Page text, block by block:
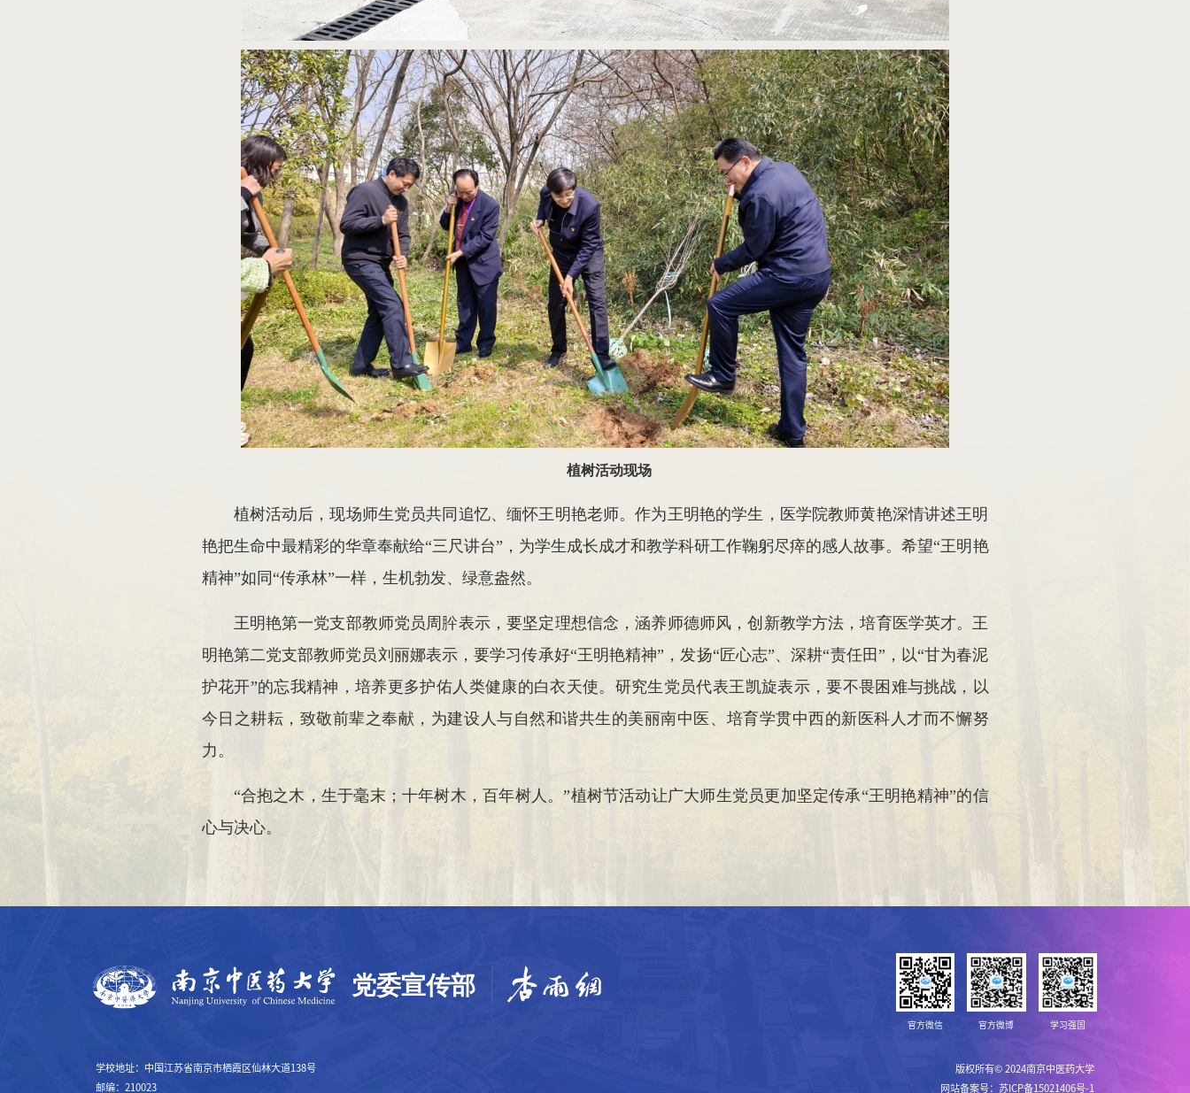
植树活动现场
植树活动后，现场师生党员共同追忆、缅怀王明艳老师。作为王明艳的学生，医学院教师黄艳深情讲述王明
艳把生命中最精彩的华章奉献给“三尺讲台”，为学生成长成才和教学科研工作鞠躬尽瘁的感人故事。希望“王明艳
精神”如同“传承林”一样，生机勃发、绿意盎然。
王明艳第一党支部教师党员周肸表示，要坚定理想信念，涵养师德师风，创新教学方法，培育医学英才。王
明艳第二党支部教师党员刘丽娜表示，要学习传承好“王明艳精神”，发扬“匠心志”、深耕“责任田”，以“甘为春泥
护花开”的忘我精神，培养更多护佑人类健康的白衣天使。研究生党员代表王凯旋表示，要不畏困难与挑战，以
今日之耕耘，致敬前辈之奉献，为建设人与自然和谐共生的美丽南中医、培育学贯中西的新医科人才而不懈努
力。
“合抱之木，生于毫末；十年树木，百年树人。”植树节活动让广大师生党员更加坚定传承“王明艳精神”的信
心与决心。
学校地址：中国江苏省南京市栖霞区仙林大道138号
邮编：210023
官方微信 官方微博 学习强国
版权所有© 2024南京中医药大学
网站备案号：苏ICP备15021406号-1